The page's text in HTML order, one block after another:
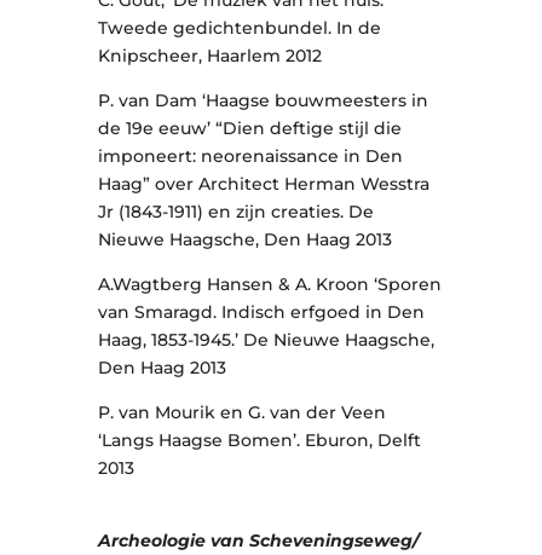
Tweede gedichtenbundel. In de
Knipscheer, Haarlem 2012
P. van Dam ‘Haagse bouwmeesters in
de 19e eeuw’ “Dien deftige stijl die
imponeert: neorenaissance in Den
Haag” over Architect Herman Wesstra
Jr (1843-1911) en zijn creaties. De
Nieuwe Haagsche, Den Haag 2013
A.Wagtberg Hansen & A. Kroon ‘Sporen
van Smaragd. Indisch erfgoed in Den
Haag, 1853-1945.’ De Nieuwe Haagsche,
Den Haag 2013
P. van Mourik en G. van der Veen
‘Langs Haagse Bomen’. Eburon, Delft
2013
Archeologie van Scheveningseweg/